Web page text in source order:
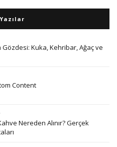
Kuka, Kehribar, Ağaç ve
Content
Nereden Alınır? Gerçek